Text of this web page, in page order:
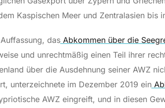
Kaspischen Meer und Zentralasien bis
dasAbkommen über die
und unrechtmäßig einen Teil ihrer
über die Ausdehnung seiner AWZ
unterzeichnete im Dezember 2019 ein
AWZ eingreift, und in diesen